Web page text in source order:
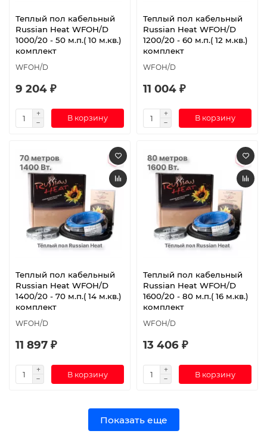
Теплый пол кабельный
Russian Heat WFOH/D
1000/20 - 50 м.п.( 10 м.кв.)
комплект
WFOH/D
9 204 ₽
В корзину
Теплый пол кабельный
Russian Heat WFOH/D
1200/20 - 60 м.п.( 12 м.кв.)
комплект
WFOH/D
11 004 ₽
В корзину
Теплый пол кабельный
Russian Heat WFOH/D
1400/20 - 70 м.п.( 14 м.кв.)
комплект
WFOH/D
11 897 ₽
В корзину
Теплый пол кабельный
Russian Heat WFOH/D
1600/20 - 80 м.п.( 16 м.кв.)
комплект
WFOH/D
13 406 ₽
В корзину
Показать еще